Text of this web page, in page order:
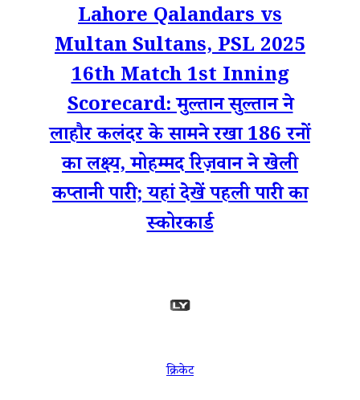
Lahore Qalandars vs
Multan Sultans, PSL 2025
16th Match 1st Inning
Scorecard: मुल्तान सुल्तान ने
लाहौर कलंदर के सामने रखा 186 रनों
का लक्ष्य, मोहम्मद रिज़वान ने खेली
कप्तानी पारी; यहां देखें पहली पारी का
स्कोरकार्ड
क्रिकेट